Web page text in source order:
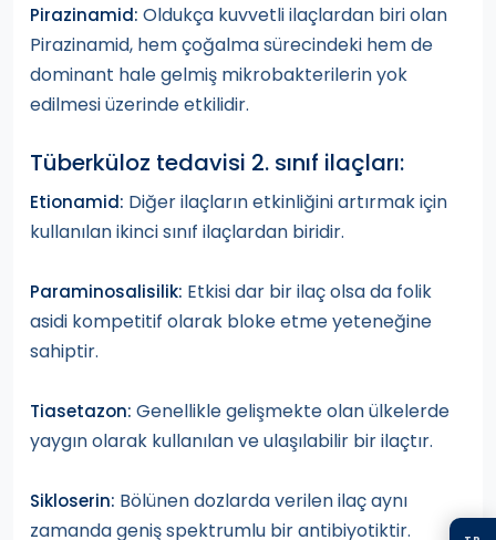
Pirazinamid: Oldukça kuvvetli ilaçlardan biri olan
Pirazinamid, hem çoğalma sürecindeki hem de
dominant hale gelmiş mikrobakterilerin yok
edilmesi üzerinde etkilidir.
Tüberküloz tedavisi 2. sınıf ilaçları:
Etionamid: Diğer ilaçların etkinliğini artırmak için
kullanılan ikinci sınıf ilaçlardan biridir.
Paraminosalisilik: Etkisi dar bir ilaç olsa da folik
asidi kompetitif olarak bloke etme yeteneğine
sahiptir.
Tiasetazon: Genellikle gelişmekte olan ülkelerde
yaygın olarak kullanılan ve ulaşılabilir bir ilaçtır.
Sikloserin: Bölünen dozlarda verilen ilaç aynı
zamanda geniş spektrumlu bir antibiyotiktir.